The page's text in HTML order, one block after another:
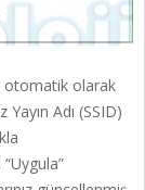
otomatik olarak
Adı (SSID)